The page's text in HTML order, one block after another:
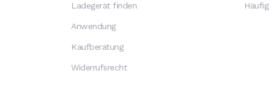
Ladegerät finden
Anwendung
Kaufberatung
Widerrufsrecht
Häufig